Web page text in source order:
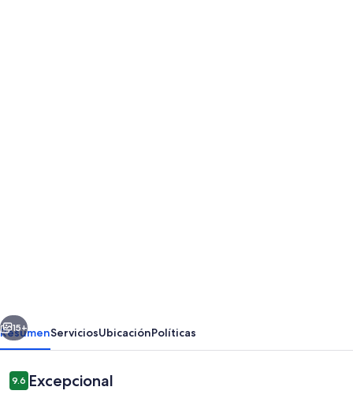
Siguiente
15+
ResumenServiciosUbicaciónPolíticas
Opiniones
9.69.6 de 10,
Excepcional